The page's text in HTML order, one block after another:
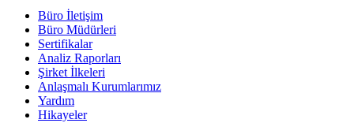
Büro İletişim
Büro Müdürleri
Sertifikalar
Analiz Raporları
Şirket İlkeleri
Anlaşmalı Kurumlarımız
Yardım
Hikayeler